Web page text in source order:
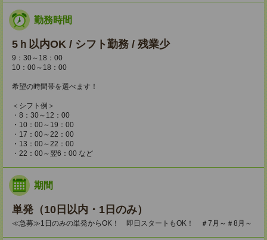
勤務時間
5ｈ以内OK / シフト勤務 / 残業少
9：30～18：00
10：00～18：00
希望の時間帯を選べます！
＜シフト例＞
・8：30～12：00
・10：00～19：00
・17：00～22：00
・13：00～22：00
・22：00～翌6：00 など
期間
単発（10日以内・1日のみ）
≪急募≫1日のみの単発からOK！ 即日スタートもOK！ ＃7月～＃8月～